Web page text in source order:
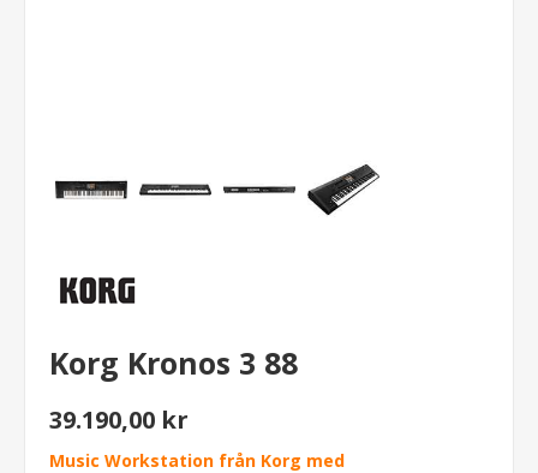
Korg Kronos 3 88
39.190,00 kr
Music Workstation från Korg med